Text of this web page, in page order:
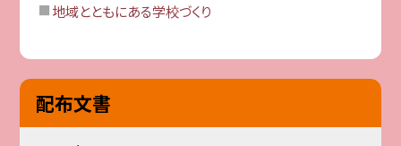
地域とともにある学校づくり
配布文書